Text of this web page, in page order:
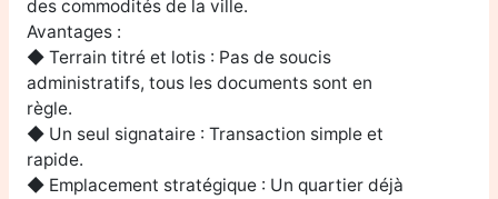
des commodités de la ville.
Avantages :
◆ Terrain titré et lotis : Pas de soucis
administratifs, tous les documents sont en
règle.
◆ Un seul signataire : Transaction simple et
rapide.
◆ Emplacement stratégique : Un quartier déjà